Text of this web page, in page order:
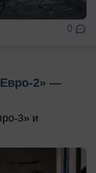
0
2» —
3» и